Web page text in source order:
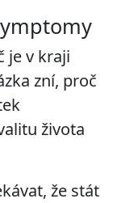
je v kraji
zní, proč
života
že stát